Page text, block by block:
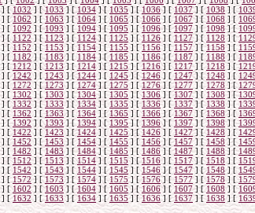
] [1032 ] [1033 ] [ 1034 ] [1035] [1036] [1037] [1038] [
] [1062 ] [1063 ] [1064] [ 1065] [1066] [ 1067] [ 1068 ] [
] [ 1092 ] [1093] [ 1094] [1095 ] [1096] [1097] [ 1098] [
] [ 1122 ] [ 1123] [ 1124] [ 1125] [1126] [1127] [1128 ] [
] [ 1152 ] [ 1153 ] [1154] [1155 ] [1156] [ 1157] [1158] [
] [ 1182] [1183] [ 1184 ] [1185 ] [1186] [1187 ] [1188] [
] [1212 ] [1213] [1214] [ 1215] [ 1216] [1217] [ 1218] [
] [1242 ] [ 1243 ] [1244 ] [ 1245] [1246 ] [ 1247] [1248 ] [
] [ 1272 ] [ 1273] [ 1274] [1275 ] [1276] [1277 ] [1278 ] [
] [ 1302 ] [ 1303 ] [ 1304] [1305 ] [1306 ] [1307] [1308] [
] [1332] [1333 ] [1334 ] [ 1335] [1336] [ 1337] [1338 ] [
] [ 1362 ] [1363] [ 1364 ] [1365 ] [1366] [1367] [1368] [
] [1392 ] [1393] [ 1394] [ 1395] [ 1396] [ 1397 ] [1398] [
] [1422] [1423] [1424 ] [ 1425] [1426] [ 1427] [1428 ] [
] [1452 ] [1453 ] [ 1454] [ 1455] [1456] [1457 ] [ 1458 ] [
] [ 1482 ] [1483 ] [ 1484] [1485 ] [ 1486] [1487] [ 1488] [
] [1512] [1513] [1514 ] [ 1515] [1516] [1517] [1518 ] [
] [ 1542 ] [ 1543] [ 1544 ] [1545 ] [1546] [ 1547] [1548] [
] [ 1572 ] [1573 ] [1574] [ 1575] [ 1576] [ 1577] [1578] [
] [1602 ] [1603] [1604 ] [1605] [1606] [1607] [1608 ] [
] [1632 ] [1633 ] [1634] [ 1635] [1636] [1637] [ 1638 ] [